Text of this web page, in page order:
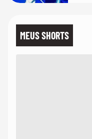
MEUS SHORTS